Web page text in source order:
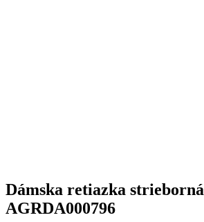
Dámska retiazka strieborná
AGRDA000796